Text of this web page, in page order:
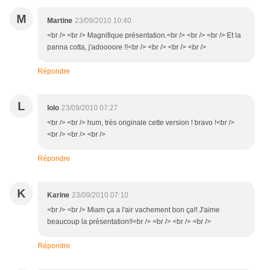
M Martine 23/09/2010 10:40
<br /> <br /> Magnifique présentation.<br /> <br /> <br /> Et la
panna cotta, j'adoooore !!<br /> <br /> <br /> <br />
Répondre
L lolo 23/09/2010 07:27
<br /> <br /> hum, très originale cette version ! bravo !<br />
<br /> <br /> <br />
Répondre
K Karine 23/09/2010 07:10
<br /> <br /> Miam ça a l'air vachement bon ça!! J'aime
beaucoup la présentation!!<br /> <br /> <br /> <br />
Répondre